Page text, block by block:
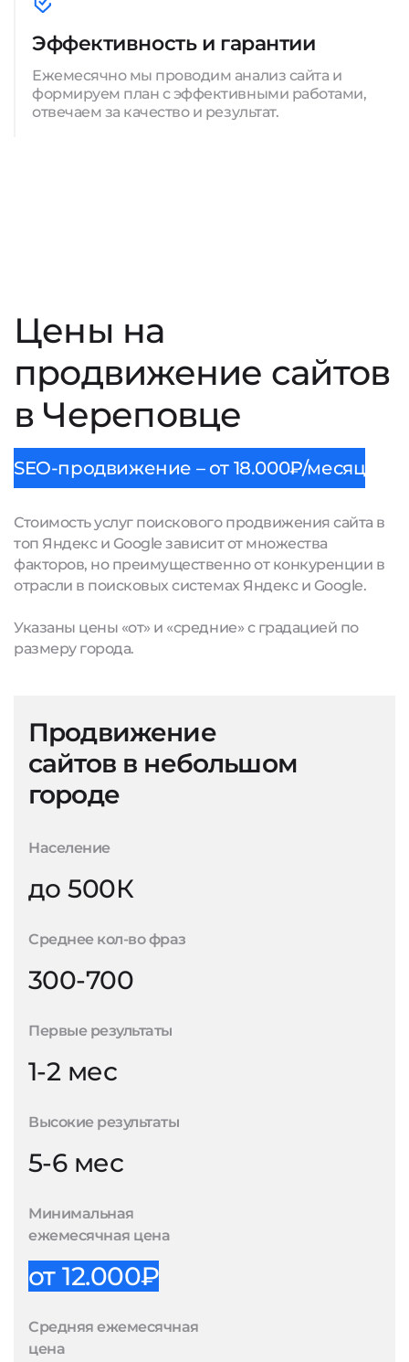
Эффективность и гарантии
Ежемесячно мы проводим анализ сайта и
формируем план с эффективными работами,
отвечаем за качество и результат.
Цены на
продвижение сайтов
в Череповце
SEO-продвижение – от 18.000₽/месяц
Стоимость услуг поискового продвижения сайта в
топ Яндекс и Google зависит от множества
факторов, но преимущественно от конкуренции в
отрасли в поисковых системах Яндекс и Google.
Указаны цены «от» и «средние» с градацией по
размеру города.
Продвижение
сайтов в небольшом
городе
Население
до 500К
Среднее кол-во фраз
300-700
Первые результаты
1-2 мес
Высокие результаты
5-6 мес
Минимальная
ежемесячная цена
от 12.000₽
Средняя ежемесячная
цена